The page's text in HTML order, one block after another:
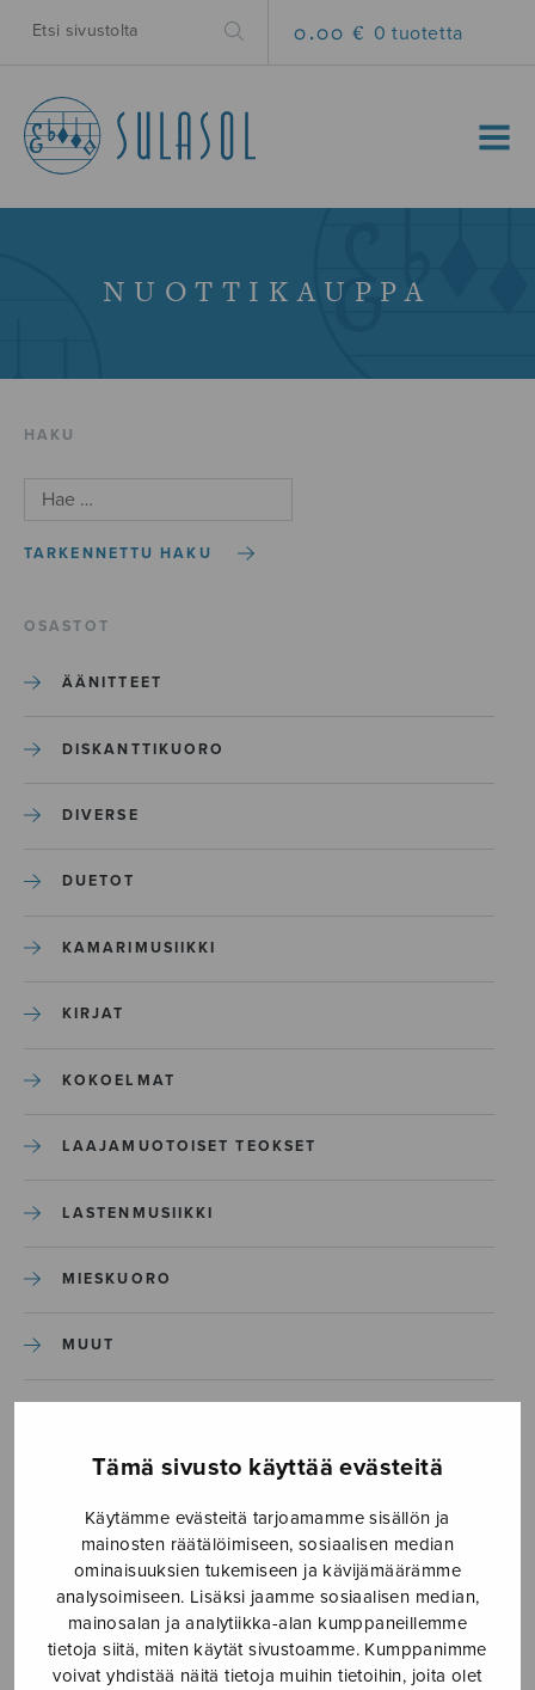
Tämä sivusto käyttää evästeitä
Käytämme evästeitä tarjoamamme sisällön ja
mainosten räätälöimiseen, sosiaalisen median
ominaisuuksien tukemiseen ja kävijämäärämme
analysoimiseen. Lisäksi jaamme sosiaalisen median,
mainosalan ja analytiikka-alan kumppaneillemme
tietoja siitä, miten käytät sivustoamme. Kumppanimme
voivat yhdistää näitä tietoja muihin tietoihin, joita olet
0.00 € 0 tuotetta
MENU
NUOTTIKAUPPA
HAKU
TARKENNETTU HAKU
OSASTOT
ÄÄNITTEET
DISKANTTIKUORO
DIVERSE
DUETOT
KAMARIMUSIIKKI
KIRJAT
KOKOELMAT
LAAJAMUOTOISET TEOKSET
LASTENMUSIIKKI
MIESKUORO
MUUT
SEKAKUORO
SOITINKOULUT JA OPPAAT
SOITINMUSIIKKI
YKSINLAULU